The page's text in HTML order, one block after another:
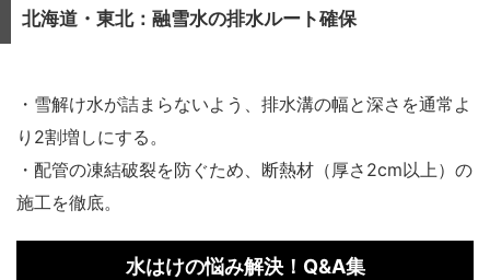
北海道・東北：融雪水の排水ルート確保
・雪解け水が詰まらないよう、排水溝の幅と深さを通常よ
り2割増しにする。
・配管の凍結破裂を防ぐため、断熱材（厚さ2cm以上）の
施工を徹底。
水はけの悩み解決！Q&A集